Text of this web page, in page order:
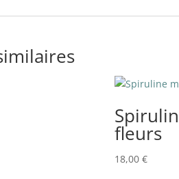
fleurs
18,00 €